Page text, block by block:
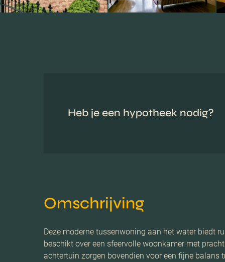
Heb je een hypotheek nodig?
Omschrijving
Deze moderne tussenwoning aan het water biedt
beschikt over een sfeervolle woonkamer met
achtertuin zorgen bovendien voor een fijne balans